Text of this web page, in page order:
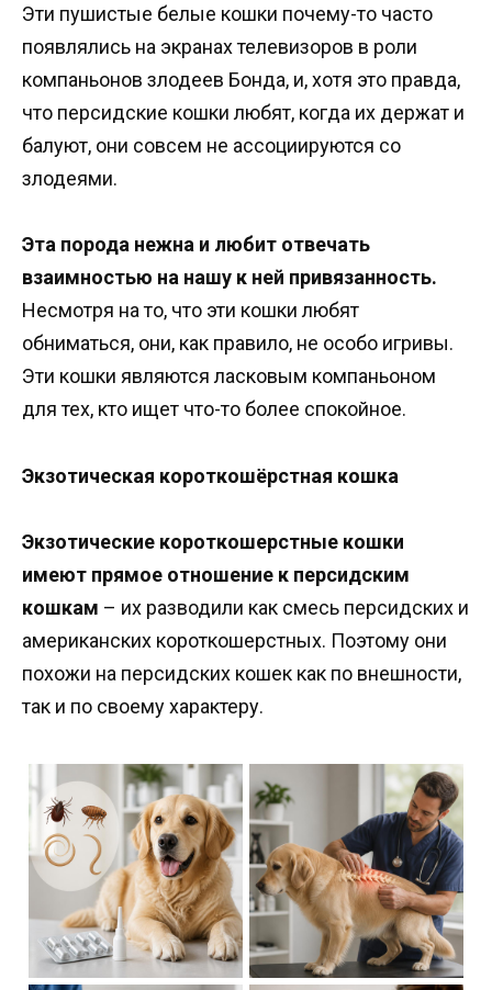
Эти пушистые белые кошки почему-то часто
появлялись на экранах телевизоров в роли
компаньонов злодеев Бонда, и, хотя это правда,
что персидские кошки любят, когда их держат и
балуют, они совсем не ассоциируются со
злодеями.
Эта порода нежна и любит отвечать
взаимностью на нашу к ней привязанность.
Несмотря на то, что эти кошки любят
обниматься, они, как правило, не особо игривы.
Эти кошки являются ласковым компаньоном
для тех, кто ищет что-то более спокойное.
Экзотическая короткошёрстная кошка
Экзотические короткошерстные кошки
имеют прямое отношение к персидским
кошкам – их разводили как смесь персидских и
американских короткошерстных. Поэтому они
похожи на персидских кошек как по внешности,
так и по своему характеру.